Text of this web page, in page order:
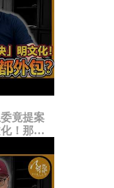
竟提案
！那以